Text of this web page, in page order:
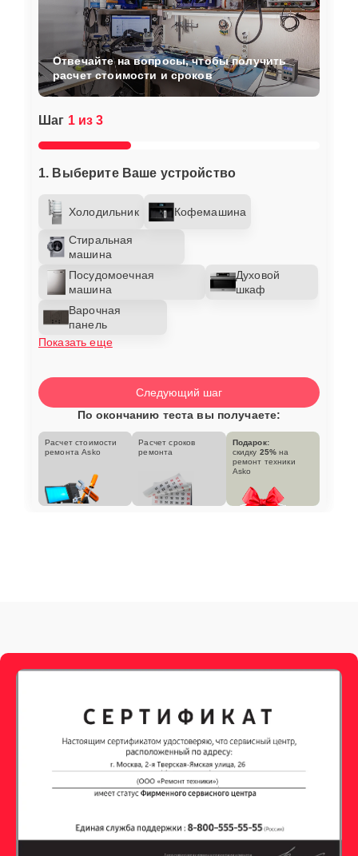
Шаг 1 из 3
1. Выберите Ваше устройство
Холодильник Кофемашина
Стиральная
машина
Посудомоечная
машина
Духовой
шкаф
Варочная
панель
Показать еще
Отвечайте на вопросы, чтобы получить
расчет стоимости и сроков
Следующий шаг
По окончанию теста вы получаете:
Расчет стоимости
ремонта Asko
Расчет сроков
ремонта
Подарок:
скидку 25% на
ремонт техники
Asko